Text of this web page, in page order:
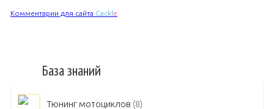
Комментарии для сайта Cackle
База знаний
Тюнинг мотоциклов (8)